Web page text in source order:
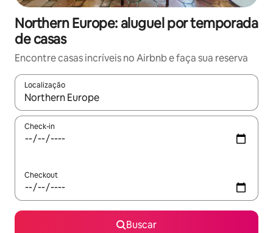
Northern Europe: aluguel por temporada
de casas
Encontre casas incríveis no Airbnb e faça sua reserva
Localização
Quando os resultados estiverem disponíveis, explore-os
Check-in
Checkout
Buscar